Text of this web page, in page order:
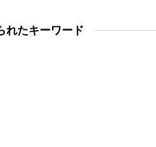
れたキーワード